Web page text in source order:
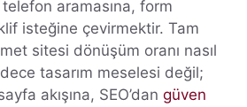
aramasına, form
isteğine çevirmektir. Tam
sitesi dönüşüm oranı nasıl
tasarım meselesi değil;
akışına, SEO’dan güven